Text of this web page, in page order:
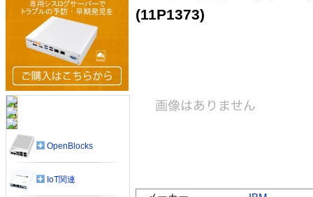
(11P1373)
OpenBlocks
IoT関連